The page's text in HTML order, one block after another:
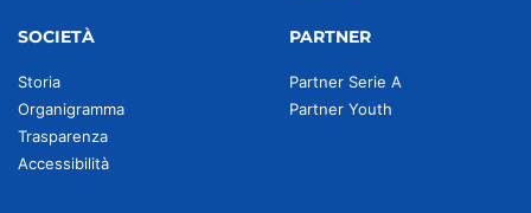
SOCIETÀ
Storia
Organigramma
Trasparenza
Accessibilità
PARTNER
Partner Serie A
Partner Youth